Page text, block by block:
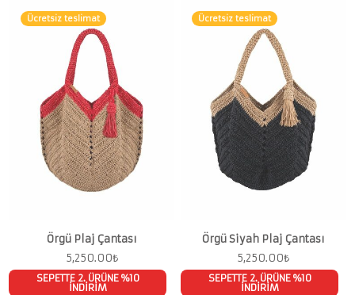
Ücretsiz teslimat
Örgü Plaj Çantası
5,250.00₺
SEPETTE 2. ÜRÜNE %10
İNDİRİM
Ücretsiz teslimat
Örgü Siyah Plaj Çantası
5,250.00₺
SEPETTE 2. ÜRÜNE %10
İNDİRİM